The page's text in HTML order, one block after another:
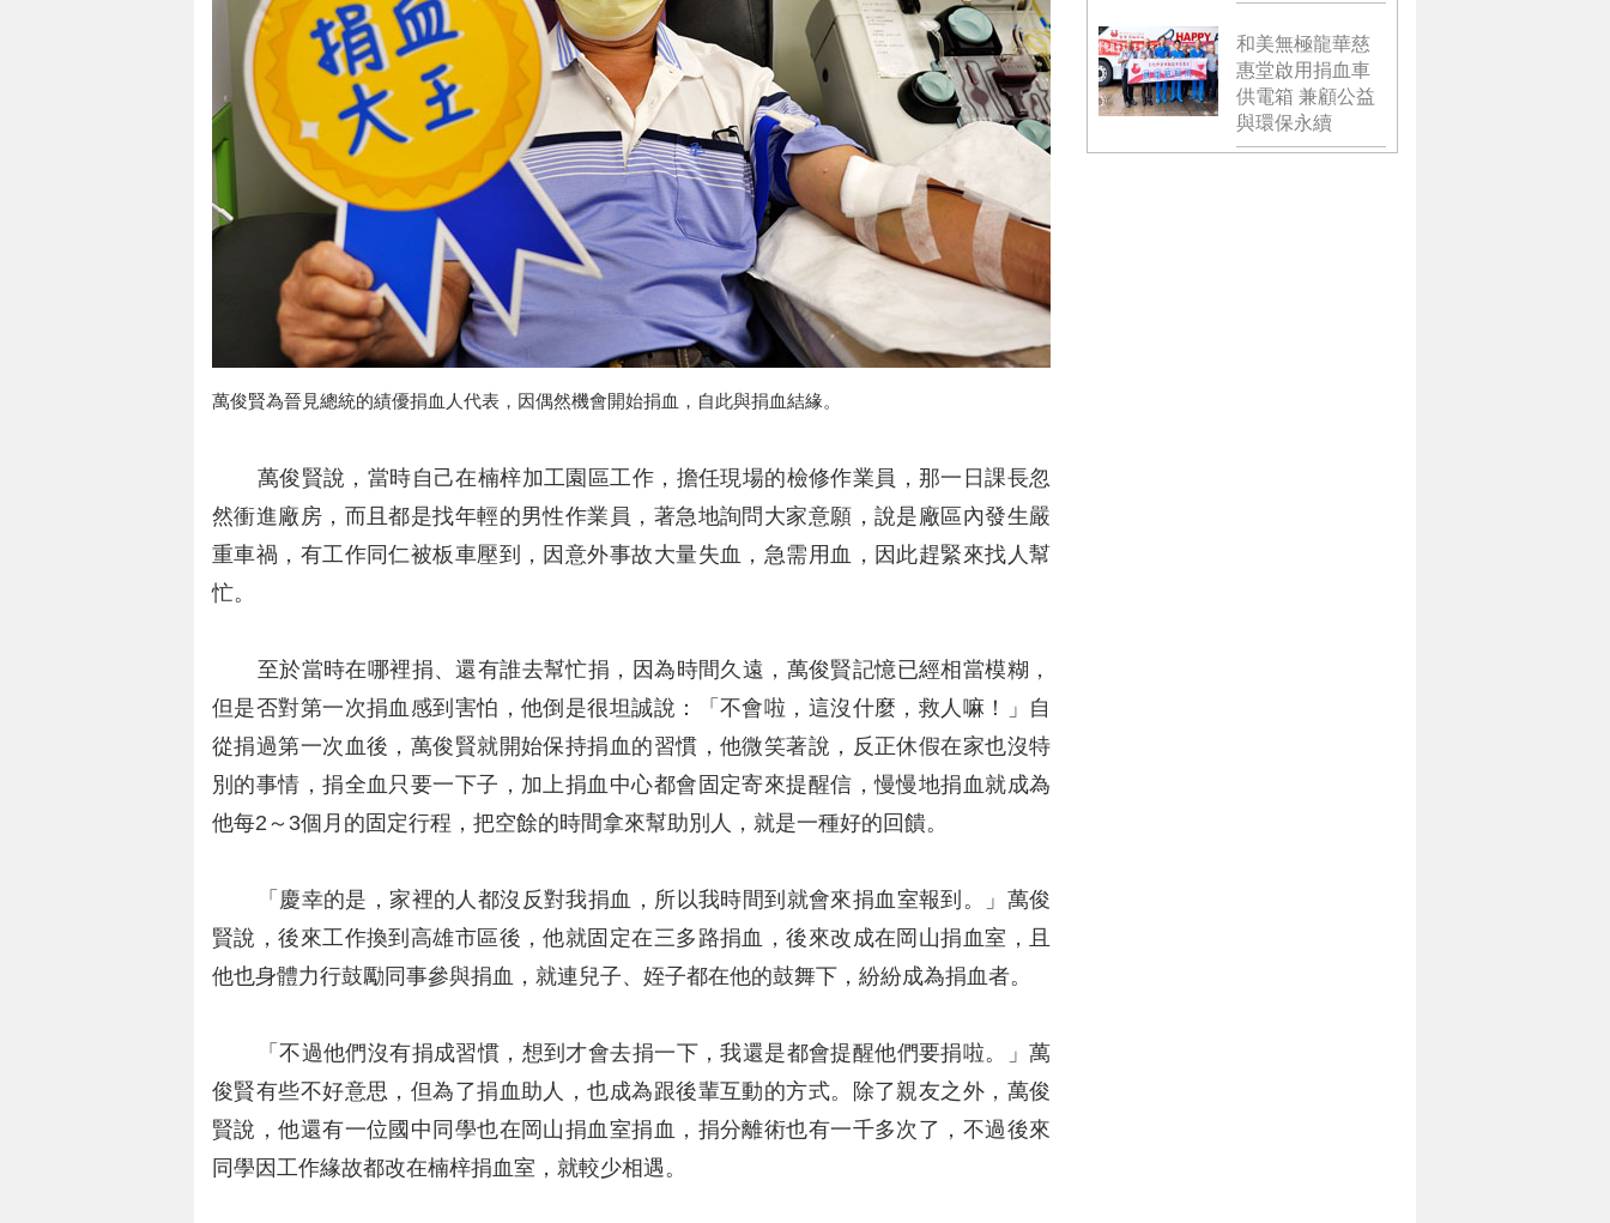
萬俊賢為晉見總統的績優捐血人代表，因偶然機會開始捐血，自此與捐血結緣。
萬俊賢說，當時自己在楠梓加工園區工作，擔任現場的檢修作業員，那一日課長忽
然衝進廠房，而且都是找年輕的男性作業員，著急地詢問大家意願，說是廠區內發生嚴
重車禍，有工作同仁被板車壓到，因意外事故大量失血，急需用血，因此趕緊來找人幫
忙。
至於當時在哪裡捐、還有誰去幫忙捐，因為時間久遠，萬俊賢記憶已經相當模糊，
但是否對第一次捐血感到害怕，他倒是很坦誠說：「不會啦，這沒什麼，救人嘛！」自
從捐過第一次血後，萬俊賢就開始保持捐血的習慣，他微笑著說，反正休假在家也沒特
別的事情，捐全血只要一下子，加上捐血中心都會固定寄來提醒信，慢慢地捐血就成為
他每2～3個月的固定行程，把空餘的時間拿來幫助別人，就是一種好的回饋。
「慶幸的是，家裡的人都沒反對我捐血，所以我時間到就會來捐血室報到。」萬俊
賢說，後來工作換到高雄市區後，他就固定在三多路捐血，後來改成在岡山捐血室，且
他也身體力行鼓勵同事參與捐血，就連兒子、姪子都在他的鼓舞下，紛紛成為捐血者。
「不過他們沒有捐成習慣，想到才會去捐一下，我還是都會提醒他們要捐啦。」萬
俊賢有些不好意思，但為了捐血助人，也成為跟後輩互動的方式。除了親友之外，萬俊
賢說，他還有一位國中同學也在岡山捐血室捐血，捐分離術也有一千多次了，不過後來
同學因工作緣故都改在楠梓捐血室，就較少相遇。
和美無極龍華慈
惠堂啟用捐血車
供電箱 兼顧公益
與環保永續